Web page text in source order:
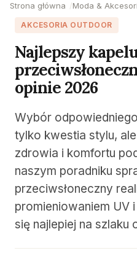
Strona główna Moda &
AKCESORIA OUTDOOR
Najlepszy
opinie 2026
Wybór
tylko kwestia stylu,
zdrowia i komfortu
naszym poradniku
przeciwsłoneczny
promieniowaniem UV
się najlepiej na szlaku